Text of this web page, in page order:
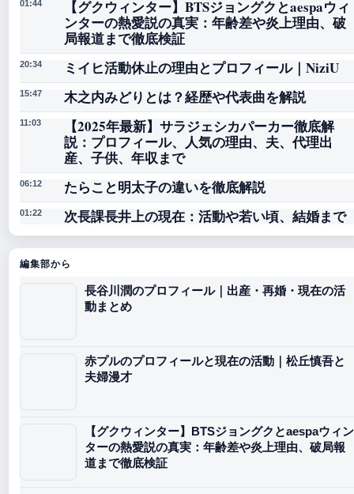
01:44
【グクウィンター】BTSジョングクとaespaウィ
ンターの熱愛説の真実：年齢差や炎上理由、破
局報道まで徹底検証
20:34 ミイヒ活動休止の理由とプロフィール｜NiziU
15:47 木之内みどりとは？経歴や代表曲を解説
11:03
【2025年最新】サラジェシカパーカー徹底解
説：プロフィール、人気の理由、夫、代理出
産、子供、年収まで
06:12 たらこと明太子の違いを徹底解説
01:22 次長課長井上の現在：活動や若い頃、結婚まで
編集部から
長谷川潤のプロフィール｜出産・再婚・現在の活
動まとめ
赤プルのプロフィールと現在の活動｜松丘慎吾と
夫婦漫才
【グクウィンター】BTSジョングクとaespaウィン
ターの熱愛説の真実：年齢差や炎上理由、破局報
道まで徹底検証